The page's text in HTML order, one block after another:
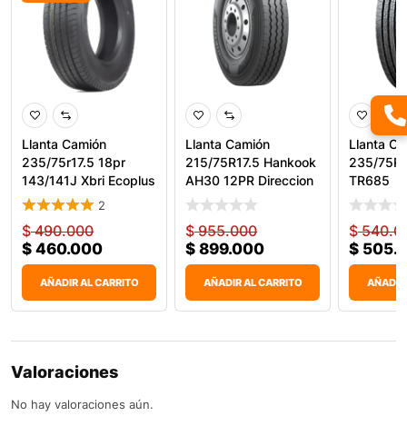
Llanta Camión
235/75r17.5 18pr
143/141J Xbri Ecoplus
P1
2
$490.000
$ 460.000
AÑADIR AL CARRITO
Llanta Camión
215/75R17.5 Hankook
AH30 12PR Direccion
126
$955.000
$ 899.000
AÑADIR AL CARRITO
Llanta
235/
TR685
$
$
AÑADIR
Valoraciones
No hay valoraciones aún.